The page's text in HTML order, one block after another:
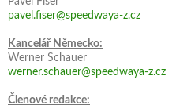
pavel.fiser@speedwaya-z.cz
Kancelář Německo:
Werner Schauer
werner.schauer@speedwaya-z.cz
Členové redakce: